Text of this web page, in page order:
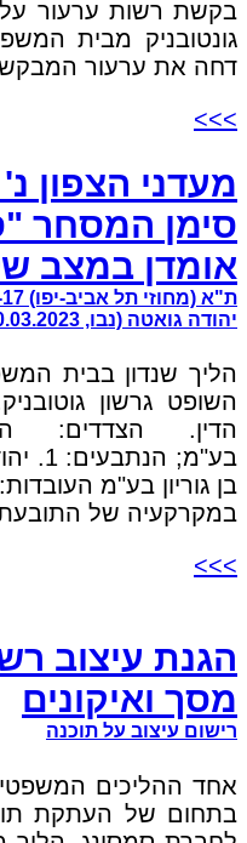
בקשת רשות ערעור על
גונטובניק מבית
דחה את ערעור
>>>
מעדני הצפון
סימן המסחר
אומדן במצב
יהודה גואטה (נבו, 20.03.2023)
הליך שנדון בבית
הדין. הצדדים:
בן גוריון בע"מ
במקרקעיה של
>>>
הגנת עיצוב
מסך ואיקונים
רישום עיצוב על תוכנה
אחד ההליכים
בתחום של העתקת